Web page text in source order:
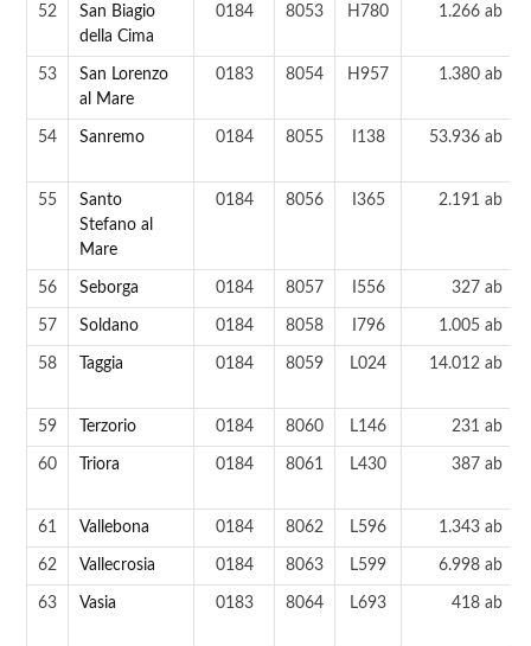
52
San Biagio
della Cima
0184 8053 H780 1.266 ab
53
San Lorenzo
al Mare
0183 8054 H957 1.380 ab
54 Sanremo 0184 8055 I138 53.936 ab
55
Santo
Stefano al
Mare
0184 8056 I365 2.191 ab
56 Seborga 0184 8057 I556 327 ab
57 Soldano 0184 8058 I796 1.005 ab
58 Taggia 0184 8059 L024 14.012 ab
59 Terzorio 0184 8060 L146 231 ab
60 Triora 0184 8061 L430 387 ab
61 Vallebona 0184 8062 L596 1.343 ab
62 Vallecrosia 0184 8063 L599 6.998 ab
63 Vasia 0183 8064 L693 418 ab